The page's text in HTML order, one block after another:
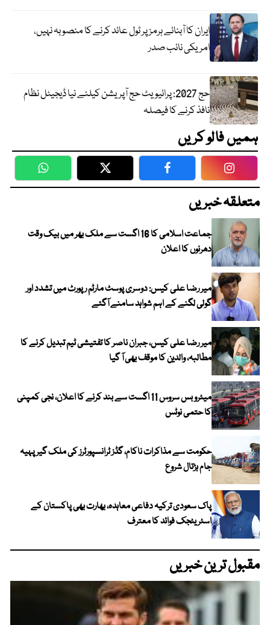
ایران کا آبنائے ہرمز پر ٹول عائد کرنے کا منصوبہ نہیں،
امریکی نائب صدر
حج 2027: پرائیویٹ حج آپریشن کیلئے نیا ڈیجیٹل نظام
نافذ کرنے کا فیصلہ
ہمیں فالو کریں
WhatsApp Twitter Facebook
متعلقہ خبریں
جماعت اسلامی کا 16 اگست سے ملک بھر میں بیک وقت
دھرنوں کا اعلان
میر رضا علی کیس: دوسری پوسٹ مارٹم رپورٹ میں تشدد اور
گولی لگنے کے اہم شواہد سامنے آگئے
میر رضا علی کیس، جبران ناصر کا تفتیشی ٹیم تبدیل کرنے کا
مطالبہ، والدین کا موقف بھی آ گیا
میٹرو بس سروس 11 اگست سے بند کرنے کا اعلان، نجی کمپنی
کا حتمی نوٹس
حکومت سے مذاکرات ناکام، گڈز ٹرانسپورٹرز کی ملک گیر پہیہ
جام ہڑتال شروع
پاک سعودی ترکیہ دفاعی معاہدہ، بھارت بھی پاکستان کے
اسٹریٹجک فوائد کا معترف
مقبول ترین خبریں